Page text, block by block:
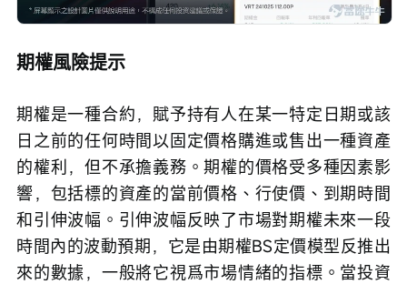
期權風險提示
期權是一種合約，賦予持有人在某一特定日期或該
日之前的任何時間以固定價格購進或售出一種資產
的權利，但不承擔義務。期權的價格受多種因素影
響，包括標的資產的當前價格、行使價、到期時間
和引伸波幅。引伸波幅反映了市場對期權未來一段
時間內的波動預期，它是由期權BS定價模型反推出
來的數據，一般將它視爲市場情緒的指標。當投資